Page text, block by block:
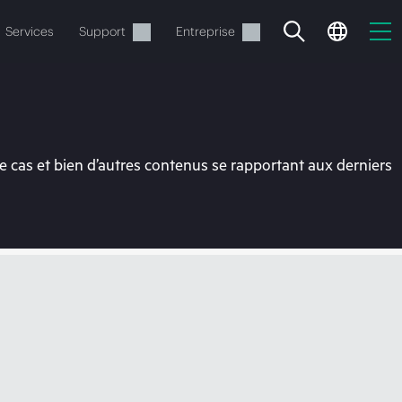
Services Support Entreprise
et bien d’autres contenus se rapportant aux derniers